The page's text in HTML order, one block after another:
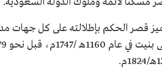
قصر الحكم بإطلالته على كل جهات